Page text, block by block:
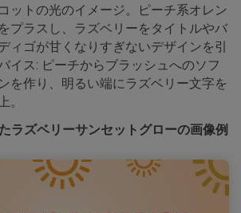
ットの光のイメージ。ピーチ系オレン
プラスし、ラズベリーをタイトルやバ
ィゴが甘くなりすぎないデザインを引
イス: ピーチからブラッシュへのソフ
を作り、明るい端にラズベリー文字を
。
ラズベリーサンセットグローの画像例